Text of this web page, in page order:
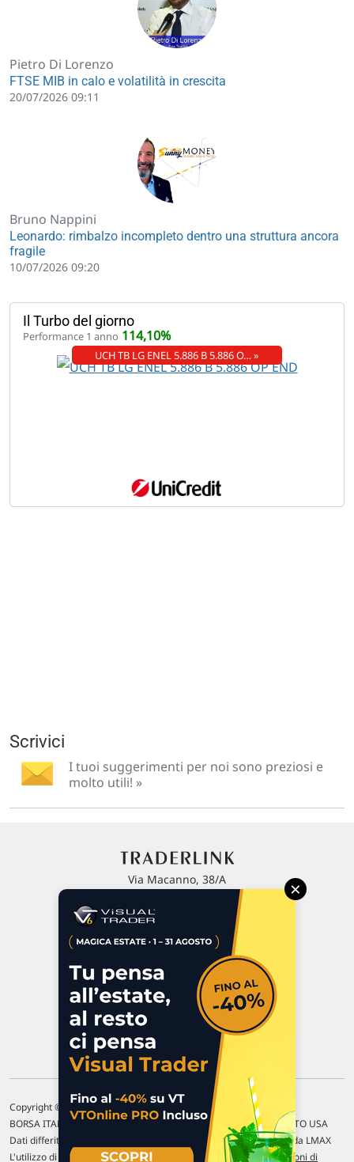
Pietro Di Lorenzo
FTSE MIB in calo e volatilità in crescita
20/07/2026 09:11
Bruno Nappini
Leonardo: rimbalzo incompleto dentro una struttura ancora
fragile
10/07/2026 09:20
Il Turbo del giorno
Performance 1 anno 114,10%
UCH TB LG ENEL 5.886 B 5.886 O… »
Scrivici
I tuoi suggerimenti per noi sono preziosi e
molto utili! »
Via Macanno, 38/A
P.IVA 02 452 460 401
Commenti e segnalazioni
Contattaci
Copyright © 1996-2026 Traderlink Italia s.r.l.
BORSA ITALIANA Quotazioni di borsa differite di 15 min. / MERCATO USA
Dati differiti di 15 min. (fonte Intrinio) / FOREX Quotazioni fornite da LMAX
L'utilizzo di questo sito implica l'accettazione delle nostre Condizioni di
×